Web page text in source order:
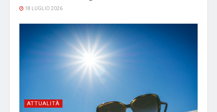
18 LUGLIO 2026
ATTUALITÀ